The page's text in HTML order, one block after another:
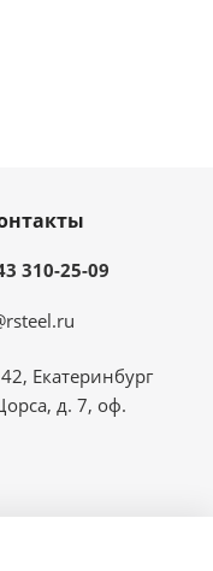
310-25-09
Екатеринбург
д. 7, оф.